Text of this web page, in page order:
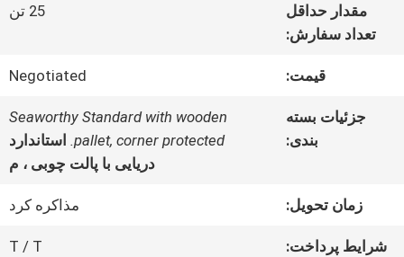
تور
کارخانه
کنترل
مقدار حداقل
تعداد سفارش:
25 تن
قیمت: Negotiated
جزئیات بسته
بندی:
Seaworthy Standard with wooden
pallet, corner protected.
استاندارد
دریایی با پالت چوبی ، م
زمان تحویل: مذاکره کرد
شرایط پرداخت: T / T